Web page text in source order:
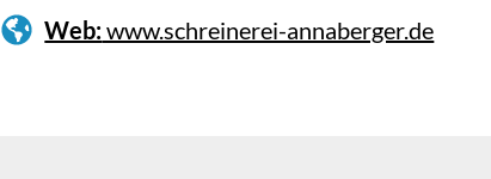
Web:www.schreinerei-annaberger.de